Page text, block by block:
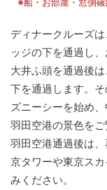
ディナークルーズ
ッジの下を通過し
大井ふ頭を通過後
下を通過します。
ズニーシーを始め
羽田空港の景色をご
羽田空港通過後は
京タワーや東京ス
みください。